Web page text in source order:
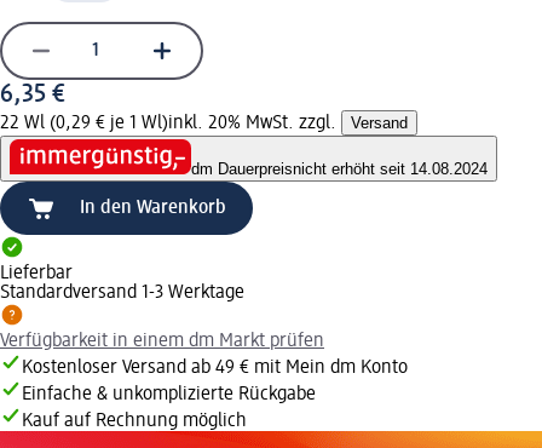
6,35 €
22 Wl (0,29 € je 1 Wl)inkl. 20% MwSt. zzgl. Versand
dm Dauerpreisnicht erhöht seit 14.08.2024
In den Warenkorb
Lieferbar
Standardversand 1-3 Werktage
Verfügbarkeit in einem dm Markt prüfen
Kostenloser Versand ab 49 € mit Mein dm Konto
Einfache & unkomplizierte Rückgabe
Kauf auf Rechnung möglich